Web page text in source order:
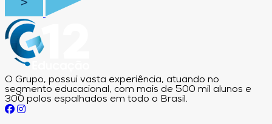
O Grupo, possui vasta experiência, atuando no
segmento educacional, com mais de 500 mil alunos e
300 polos espalhados em todo o Brasil.